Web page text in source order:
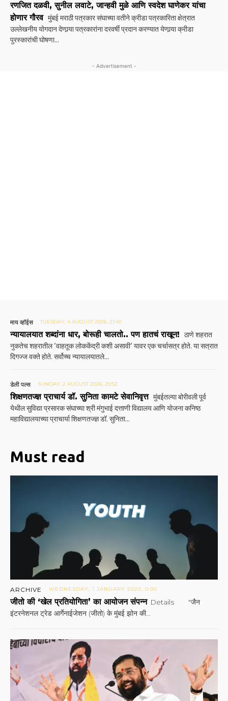
रणजित दळवी, सुनील लवाटे, जान्हवी मुळे आणि स्वदेश घाणेकर यांचा
होणार गौरव मुंबई मराठी पत्रकार संघाच्या वतीने क्रीडा पत्रकारिता क्षेत्रात
उल्लेखनीय योगदान देणार्‍या पत्रकारांना दरवर्षी प्रदान करण्यात येणार्‍या क्रीडा
पुरस्कारांची घोषणा...
- Advertisement -
माय व्हॉईस TUESDAY, 4 AUGUST 2026, 21:40
न्यायालयात शब्दांना धार, बोरूही चालतो.. पण हातचं राखून! ठाणे शहरात
नुकतेच शहरातील 'वाहतूक लोककेंद्री कशी असावी' यावर एक चर्चासत्र होते. या सत्रात
दिगज्ज वक्ते होते. सर्वोच्च न्यायालयातले...
डेली पल्स SUNDAY, 2 AUGUST 2026, 20:52
शिक्षणतज्ज्ञ प्राचार्य डॉ. सुनिता कामटे सेवानिवृत्त मुंबईतल्या बोरीवली पूर्व
येथील सुविद्या प्रसारक संघाच्या श्री मंगुभाई दत्ताणी विद्यालय आणि योजना कनिष्ठ
महाविद्यालयाच्या प्राचार्या शिक्षणतज्ज्ञ डॉ. सुनिता...
Must read
ARCHIVE WEDNESDAY, 1 JANUARY 2020, 0:00
जीतो की ‘खेल प्रतियोगिता’ का आयोजन संपन्न Details "जैन
इंटरनेशनल ट्रेड आर्गेनाईजेशन (जीतो) के मुंबई झोन की...